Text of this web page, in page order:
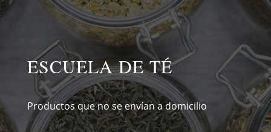
ESCUELA DE TÉ
Productos que no se envían a domicilio